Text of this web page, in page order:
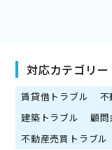
対応カテゴリー
賃貸借トラブル 不
建築トラブル
顧問
不動産売買トラブル